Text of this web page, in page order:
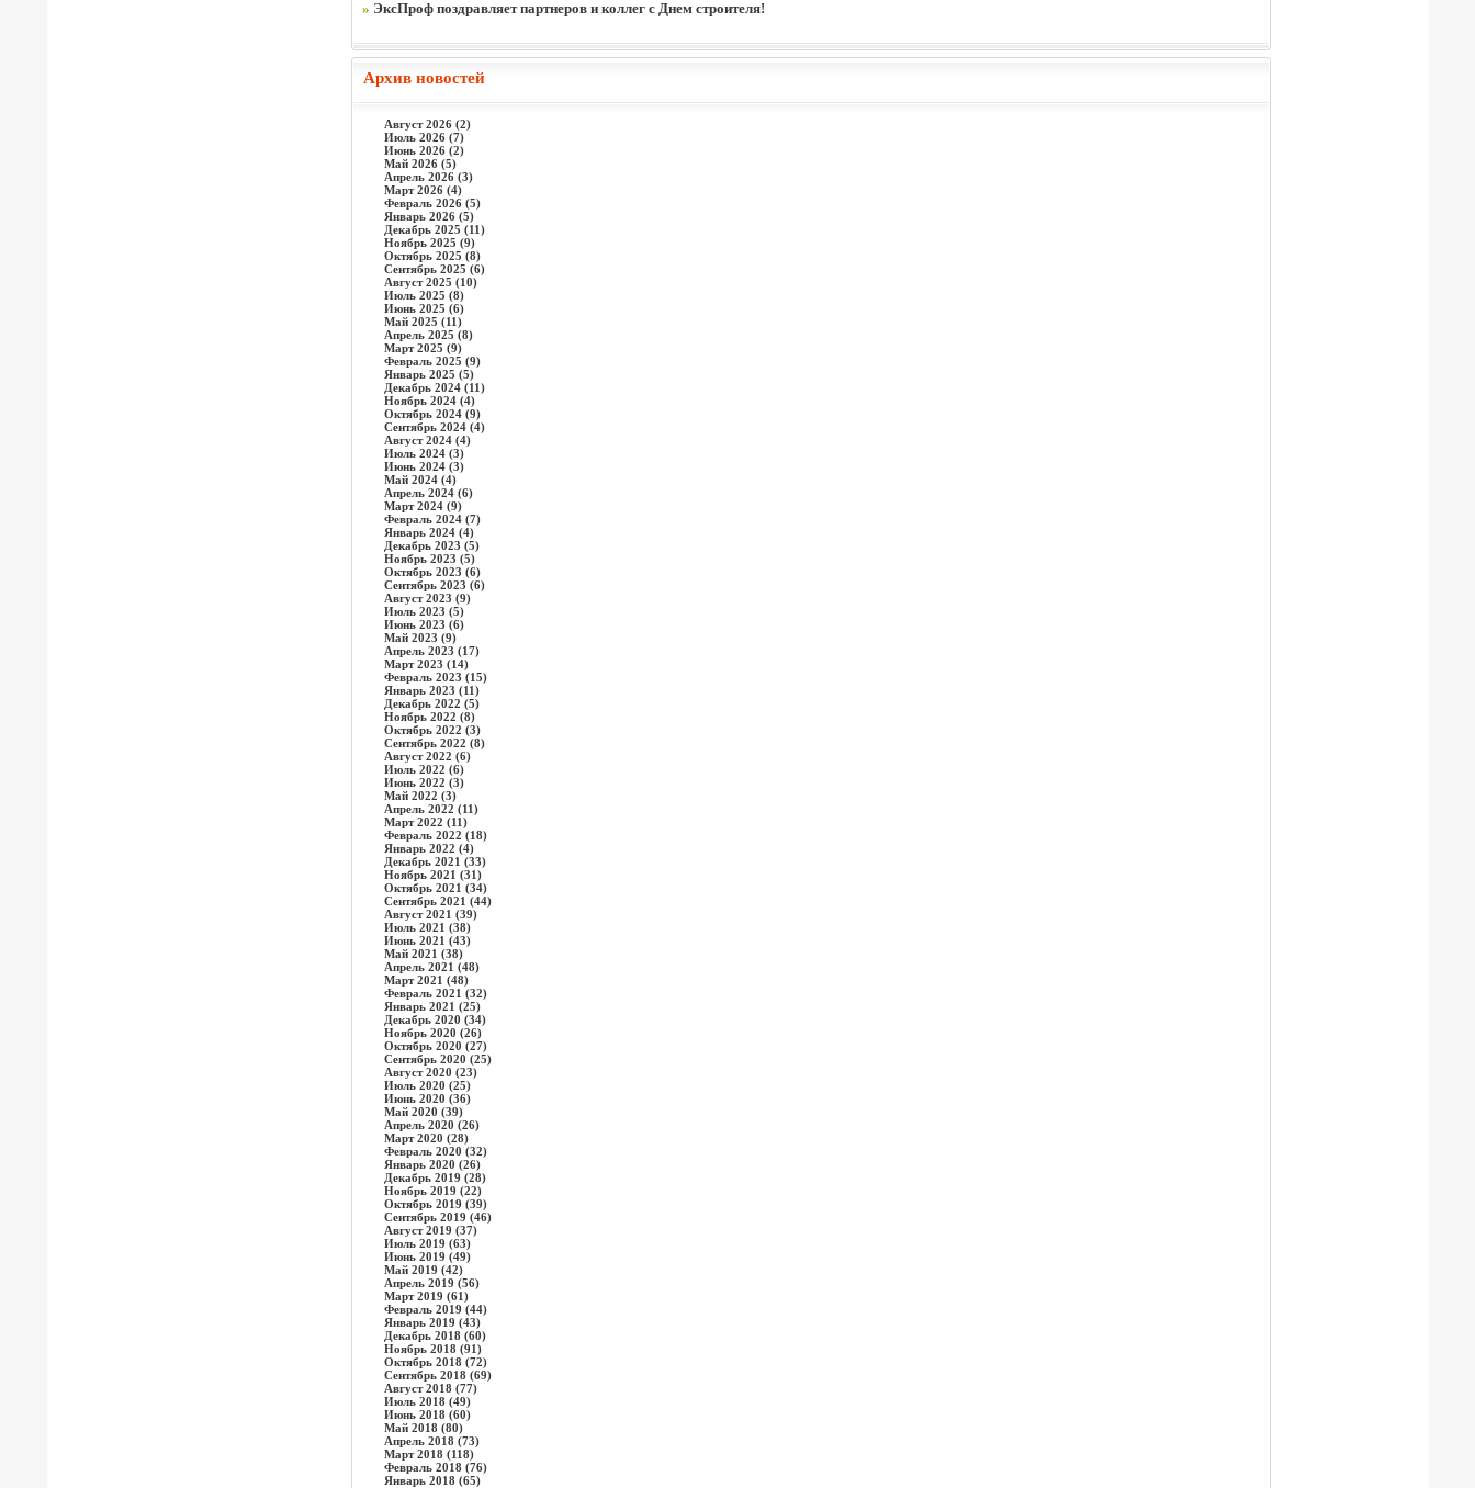
» ЭксПроф поздравляет партнеров и коллег с Днем строителя!
Архив новостей
Август 2026 (2)
Июль 2026 (7)
Июнь 2026 (2)
Май 2026 (5)
Апрель 2026 (3)
Март 2026 (4)
Февраль 2026 (5)
Январь 2026 (5)
Декабрь 2025 (11)
Ноябрь 2025 (9)
Октябрь 2025 (8)
Сентябрь 2025 (6)
Август 2025 (10)
Июль 2025 (8)
Июнь 2025 (6)
Май 2025 (11)
Апрель 2025 (8)
Март 2025 (9)
Февраль 2025 (9)
Январь 2025 (5)
Декабрь 2024 (11)
Ноябрь 2024 (4)
Октябрь 2024 (9)
Сентябрь 2024 (4)
Август 2024 (4)
Июль 2024 (3)
Июнь 2024 (3)
Май 2024 (4)
Апрель 2024 (6)
Март 2024 (9)
Февраль 2024 (7)
Январь 2024 (4)
Декабрь 2023 (5)
Ноябрь 2023 (5)
Октябрь 2023 (6)
Сентябрь 2023 (6)
Август 2023 (9)
Июль 2023 (5)
Июнь 2023 (6)
Май 2023 (9)
Апрель 2023 (17)
Март 2023 (14)
Февраль 2023 (15)
Январь 2023 (11)
Декабрь 2022 (5)
Ноябрь 2022 (8)
Октябрь 2022 (3)
Сентябрь 2022 (8)
Август 2022 (6)
Июль 2022 (6)
Июнь 2022 (3)
Май 2022 (3)
Апрель 2022 (11)
Март 2022 (11)
Февраль 2022 (18)
Январь 2022 (4)
Декабрь 2021 (33)
Ноябрь 2021 (31)
Октябрь 2021 (34)
Сентябрь 2021 (44)
Август 2021 (39)
Июль 2021 (38)
Июнь 2021 (43)
Май 2021 (38)
Апрель 2021 (48)
Март 2021 (48)
Февраль 2021 (32)
Январь 2021 (25)
Декабрь 2020 (34)
Ноябрь 2020 (26)
Октябрь 2020 (27)
Сентябрь 2020 (25)
Август 2020 (23)
Июль 2020 (25)
Июнь 2020 (36)
Май 2020 (39)
Апрель 2020 (26)
Март 2020 (28)
Февраль 2020 (32)
Январь 2020 (26)
Декабрь 2019 (28)
Ноябрь 2019 (22)
Октябрь 2019 (39)
Сентябрь 2019 (46)
Август 2019 (37)
Июль 2019 (63)
Июнь 2019 (49)
Май 2019 (42)
Апрель 2019 (56)
Март 2019 (61)
Февраль 2019 (44)
Январь 2019 (43)
Декабрь 2018 (60)
Ноябрь 2018 (91)
Октябрь 2018 (72)
Сентябрь 2018 (69)
Август 2018 (77)
Июль 2018 (49)
Июнь 2018 (60)
Май 2018 (80)
Апрель 2018 (73)
Март 2018 (118)
Февраль 2018 (76)
Январь 2018 (65)